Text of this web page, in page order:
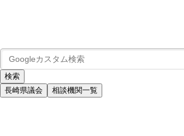
長崎県議会 相談機関一覧